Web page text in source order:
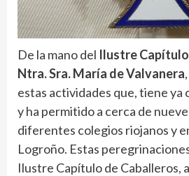
De la mano del Ilustre
Ntra. Sra. María de Valvanera
estas actividades que, tiene ya
y ha permitido a cerca de
diferentes colegios riojanos y
Logroño. Estas
Ilustre Capítulo de Caballeros,